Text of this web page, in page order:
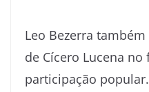
Leo Bezerra
de Cícero Lucena
participação